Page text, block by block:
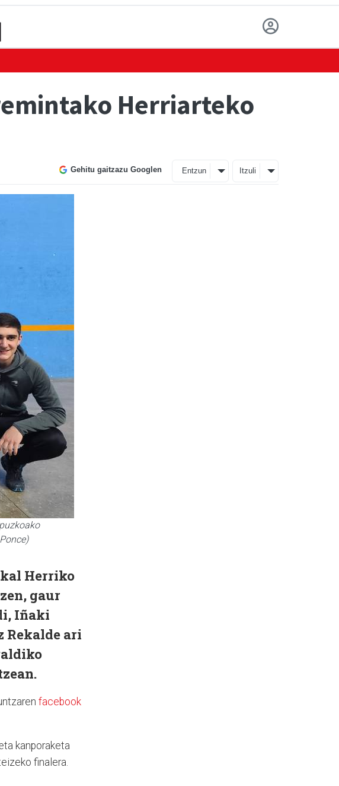
Herriarteko
Gehitu gaitzazu Googlen Entzun Itzuli
Herriko
gaur
Iñaki
Rekalde ari
facebook
kanporaketa
finalera.